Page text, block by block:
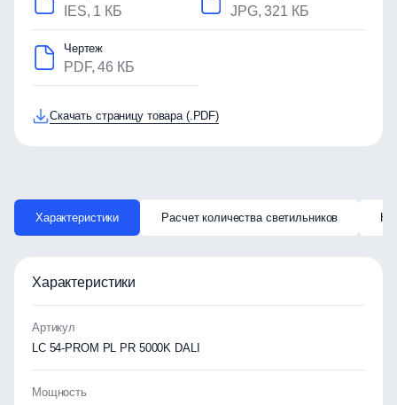
IES, 1 КБ JPG, 321 КБ
Чертеж
PDF, 46 КБ
Скачать страницу товара (.PDF)
Характеристики Расчет количества светильников
Характеристики
Артикул
LC 54-PROM PL PR 5000K DALI
Мощность